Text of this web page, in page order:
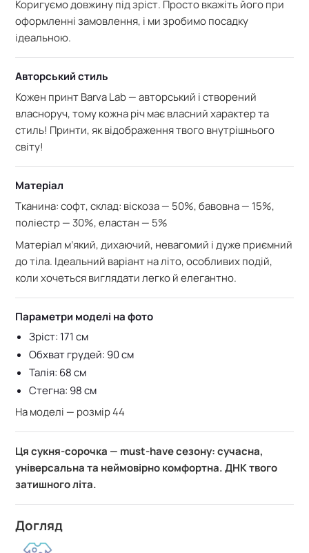
Коригуємо довжину під зріст. Просто вкажіть його при
оформленні замовлення, і ми зробимо посадку
ідеальною.
Авторський стиль
Кожен принт Barva Lab — авторський і створений
власноруч, тому кожна річ має власний характер та
стиль! Принти, як відображення твого внутрішнього
світу!
Матеріал
Тканина: софт,склад: віскоза — 50%, бавовна — 15%,
поліестр — 30%, еластан — 5%
Матеріал м’який, дихаючий, невагомий і дуже приємний
до тіла. Ідеальний варіант на літо, особливих подій,
коли хочеться виглядати легко й елегантно.
Параметри моделі на фото
Зріст: 171 см
Обхват грудей: 90 см
Талія: 68 см
Стегна: 98 см
На моделі — розмір 44
Ця сукня-сорочка — must-have сезону: сучасна,
універсальна та неймовірно комфортна. ДНК твого
затишного літа.
Догляд